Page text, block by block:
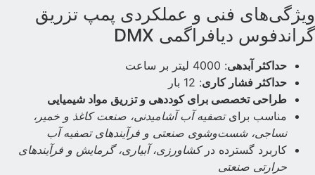
ویژگی‌های فنی و عملکردی پمپ تزریق
گراندفوس دیافراگمی DMX
حداکثر آبدهی: 4000 لیتر بر ساعت
حداکثر فشار کاری: 12 بار
طراحی تخصصی برای کوددهی و تزریق مواد شیمیایی
مناسب برایتصفیه آب آشامیدنی، صنعت کاغذ و خمیر،
نساجی، شست‌وشوی صنعتی و فرآیندهای تصفیه آب
کاربرد گسترده درکشاورزی، آبیاری، گرمایش و فرآیندهای
حرارتی صنعتی